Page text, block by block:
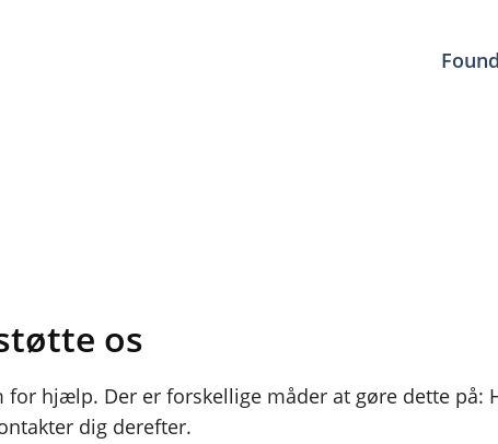
os
hjælp. Der er forskellige måder at gøre dette på:
dig derefter.